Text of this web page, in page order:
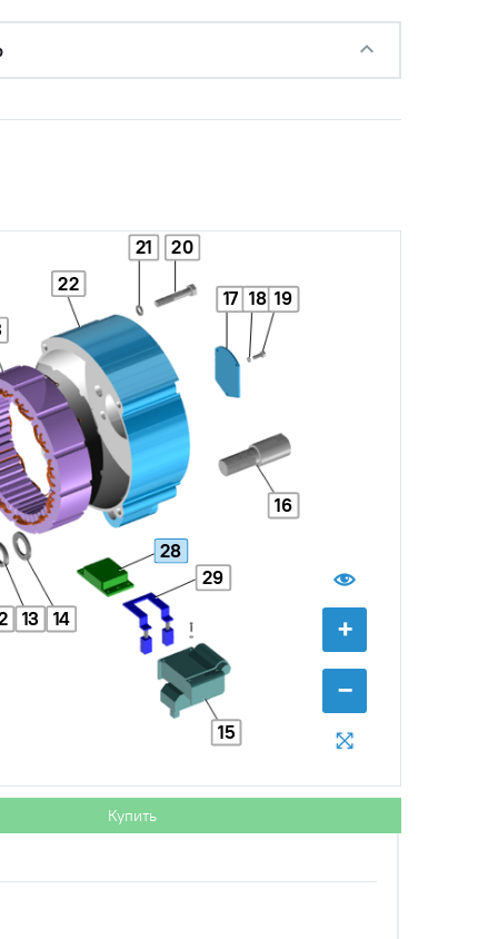
+
−
13 14
15
16
17 18 19
20
21
22
28
29
Купить
+ Купить
НДС
+ Купить